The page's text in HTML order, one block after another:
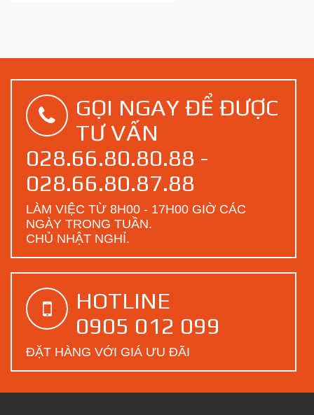
GỌI NGAY ĐỂ ĐƯỢC
TƯ VẤN
028.66.80.80.88 -
028.66.80.87.88
LÀM VIỆC TỪ 8H00 - 17H00 GIỜ CÁC
NGÀY TRONG TUẦN.
CHỦ NHẬT NGHỈ.
HOTLINE
0905 012 099
ĐẶT HÀNG VỚI GIÁ ƯU ĐÃI